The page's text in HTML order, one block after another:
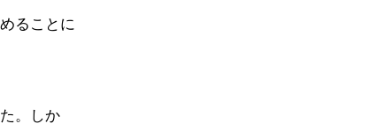
ることに
。しか